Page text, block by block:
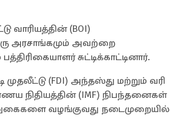
(BOI)
அரசாங்கமும் அவற்றை
சுட்டிக்காட்டினார்.
(FDI) அந்தஸ்து மற்றும் வரி
நிதியத்தின் (IMF) நிபந்தனைகள்
வழங்குவது நடைமுறையில்